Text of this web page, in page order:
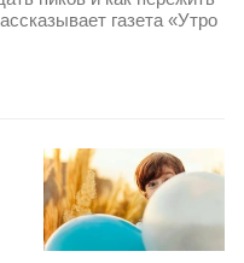
газета «Утро